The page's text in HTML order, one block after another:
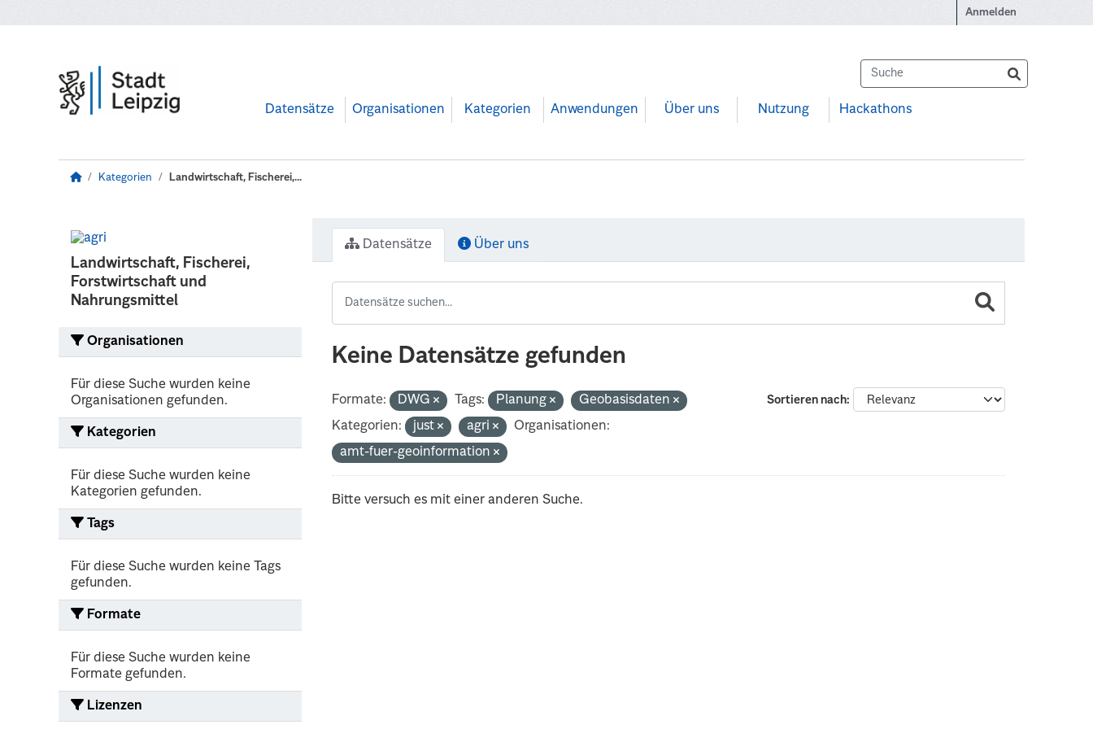
Anmelden
Datensätze Organisationen Kategorien Anwendungen Über uns Nutzung Hackathons
Kategorien Landwirtschaft, Fischerei,...
Landwirtschaft, Fischerei,
Forstwirtschaft und
Nahrungsmittel
Organisationen
Für diese Suche wurden keine
Organisationen gefunden.
Kategorien
Für diese Suche wurden keine
Kategorien gefunden.
Tags
Für diese Suche wurden keine Tags
gefunden.
Formate
Für diese Suche wurden keine
Formate gefunden.
Lizenzen
Datensätze Über uns
Keine Datensätze gefunden
Sortieren nach
Formate: DWG Tags: Planung
Geobasisdaten
Kategorien:
just agri
Organisationen:
amt-fuer-geoinformation
Bitte versuch es mit einer anderen Suche.